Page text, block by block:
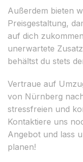
Außerdem bieten
Preisgestaltung,
auf dich
unerwartete
behältst du stets
Vertraue auf
von Nürnberg
stressfreien und
Kontaktiere uns
Angebot und lass
planen!